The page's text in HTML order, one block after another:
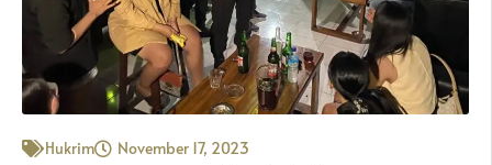
Hukrim November 17, 2023